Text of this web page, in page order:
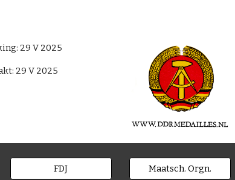
29 V2025
29 V 2025
FDJ Maatsch. Orgn.